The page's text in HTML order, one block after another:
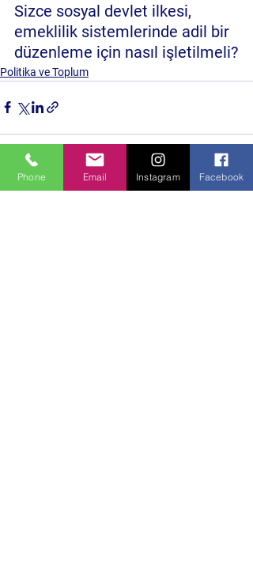
Sizce sosyal devlet ilkesi,
emeklilik sistemlerinde adil bir
düzenleme için nasıl işletilmeli?
Politika ve Toplum
Phone Email Instagram Facebook